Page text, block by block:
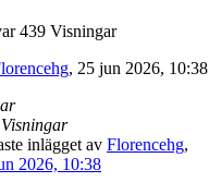
439 Visningar
, 25 jun 2026, 10:38
Visningar
inlägget av Florencehg,
2026, 10:38